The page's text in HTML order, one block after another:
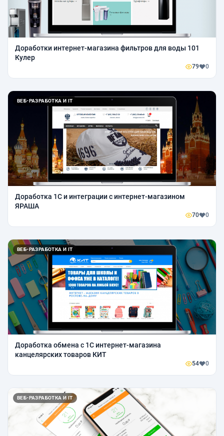
Доработки интернет-магазина фильтров для воды 101
Кулер
79 0
ВЕБ-РАЗРАБОТКА И IT
Доработка 1С и интеграции с интернет-магазином
ЯРАША
70 0
ВЕБ-РАЗРАБОТКА И IT
Доработка обмена с 1С интернет-магазина
канцелярских товаров КИТ
54 0
ВЕБ-РАЗРАБОТКА И IT